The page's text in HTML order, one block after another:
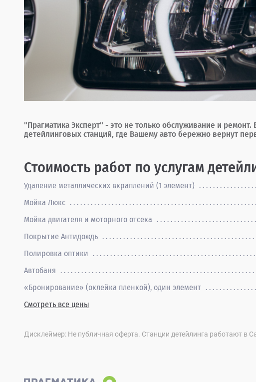
"Прагматика Эксперт" - это не только обслуживание и
детейлинговых станций, где Вашему авто бережно вернут
Стоимость работ по услугам
Удаление металлических вкраплений (1 элемент)
Мойка Люкс
Мойка двигателя и моторного отсека
Покрытие Антидождь
Полировка оптики
Автобаня
«Бронирование» (оклейка пленкой), один элемент
Смотреть все цены
Дисклеймер: Не публичная оферта. Станции детейлинга работают в